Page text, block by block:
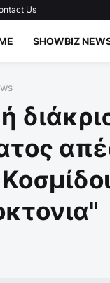
Us
SHOWBIZ